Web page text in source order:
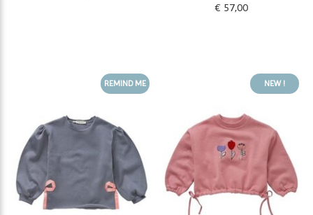
€ 57,00
REMIND ME NEW !